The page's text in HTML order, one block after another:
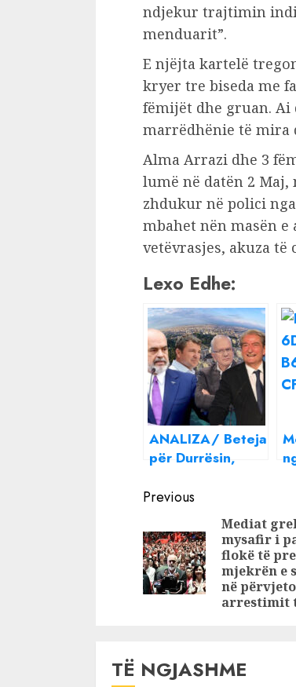
ndjekur trajtimin
menduarit”.
E njëjta kartelë
kryer tre biseda me
fëmijët dhe gruan. Ai
marrëdhënie të mira
Alma Arrazi dhe 3
lumë në datën 2
zhdukur në polici
mbahet nën masën
vetëvrasjes, akuza të
Lexo Edhe:
ANALIZA/ Beteja
për Durrësin,
vendosë nëse
PS pa katër
“lojtarë të fortë”
në fushë
Continue
Reading
Previous
Mediat
mysafir i
flokë të
mjekrën e
në
arrestimit
TË NGJASHME